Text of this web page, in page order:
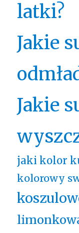
latki?
Jakie
Jakie
jaki kolor
kolorowy